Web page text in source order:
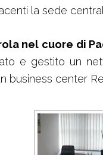
la sede
nel cuore di
e gestito un
business center